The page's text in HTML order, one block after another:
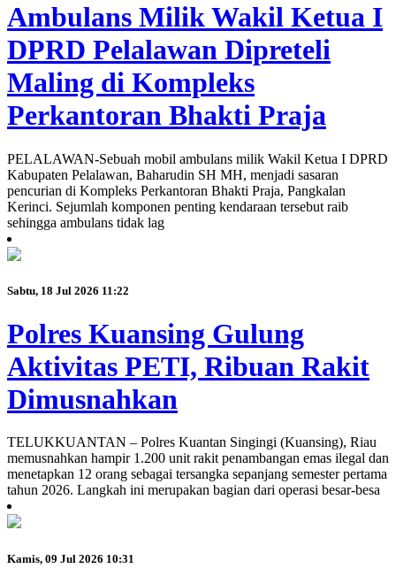
Ambulans Milik Wakil Ketua I
DPRD Pelalawan Dipreteli
Maling di Kompleks
Perkantoran Bhakti Praja
PELALAWAN-Sebuah mobil ambulans milik Wakil Ketua I DPRD
Kabupaten Pelalawan, Baharudin SH MH, menjadi sasaran
pencurian di Kompleks Perkantoran Bhakti Praja, Pangkalan
Kerinci. Sejumlah komponen penting kendaraan tersebut raib
sehingga ambulans tidak lag
Sabtu, 18 Jul 2026 11:22
Polres Kuansing Gulung
Aktivitas PETI, Ribuan Rakit
Dimusnahkan
TELUKKUANTAN – Polres Kuantan Singingi (Kuansing), Riau
memusnahkan hampir 1.200 unit rakit penambangan emas ilegal dan
menetapkan 12 orang sebagai tersangka sepanjang semester pertama
tahun 2026. Langkah ini merupakan bagian dari operasi besar-besa
Kamis, 09 Jul 2026 10:31